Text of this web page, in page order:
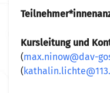
Kursleitung und
(max.ninow@dav-
(